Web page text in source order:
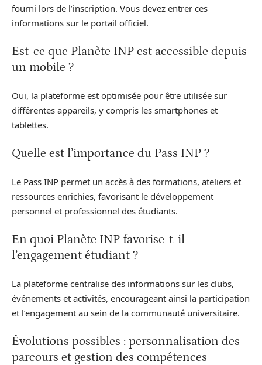
fourni lors de l’inscription. Vous devez entrer ces
informations sur le portail officiel.
Est-ce que Planète INP est accessible depuis
un mobile ?
Oui, la plateforme est optimisée pour être utilisée sur
différentes appareils, y compris les smartphones et
tablettes.
Quelle est l’importance du Pass INP ?
Le Pass INP permet un accès à des formations, ateliers et
ressources enrichies, favorisant le développement
personnel et professionnel des étudiants.
En quoi Planète INP favorise-t-il
l’engagement étudiant ?
La plateforme centralise des informations sur les clubs,
événements et activités, encourageant ainsi la participation
et l’engagement au sein de la communauté universitaire.
Évolutions possibles : personnalisation des
parcours et gestion des compétences